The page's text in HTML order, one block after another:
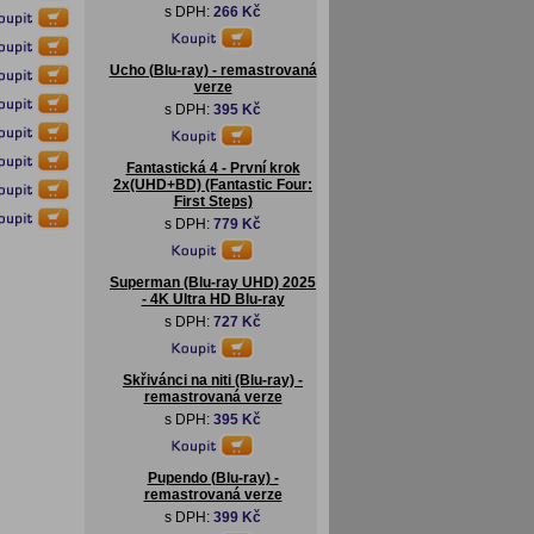
s DPH: 266 Kč
Ucho (Blu-ray) - remastrovaná
verze
s DPH: 395 Kč
Fantastická 4 - První krok
2x(UHD+BD) (Fantastic Four:
First Steps)
s DPH: 779 Kč
Superman (Blu-ray UHD) 2025
- 4K Ultra HD Blu-ray
s DPH: 727 Kč
Skřivánci na niti (Blu-ray) -
remastrovaná verze
s DPH: 395 Kč
Pupendo (Blu-ray) -
remastrovaná verze
s DPH: 399 Kč